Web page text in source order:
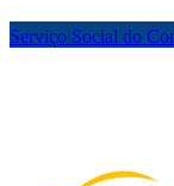
Serviço Social do